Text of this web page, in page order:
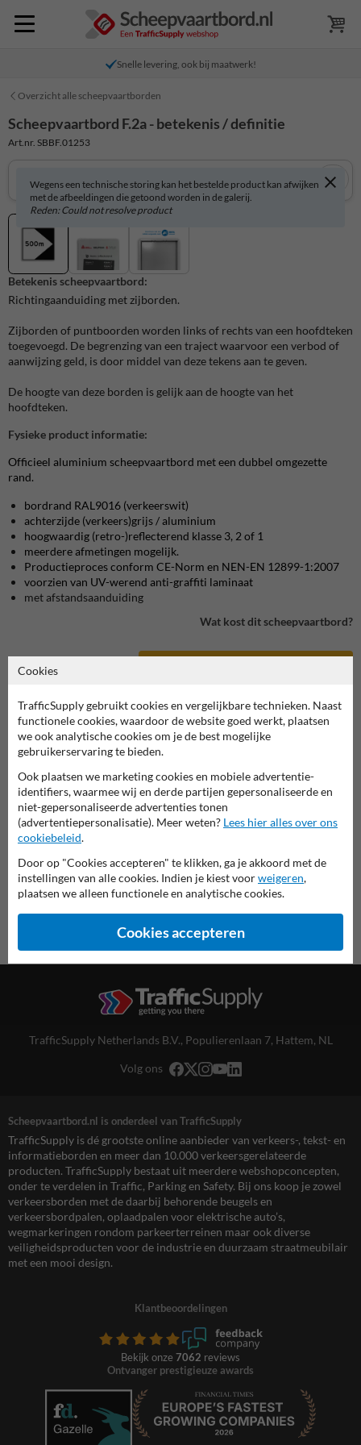
Snelle levering, ook bij maatwerk!
Overzicht alle scheepvaartborden
Scheepvaartbord in serie F
deze informatie printen
overzicht officiële scheepvaartborden
Scheepvaartbord.nl
Scheepvaartbord F.2a - betekenis / definitie
Art.nr. SBBF.01253
Wegens een technische storing kan het bestelde product kan afwijken
met de afbeeldingen die getoond worden in de galerij.
Reden: Could not resolve product
Betekenis scheepvaartbord:
Richtingaanduiding met zijborden.
Zijborden of puntboorden worden links of rechts van een hoofdteken
toegevoegd. De begrenzing van een traject waarvoor een verbod of
aanwijzing geld, is door middel van deze tekens aan te geven.
De hoogte van deze borden is gelijk aan de hoogte van het
hoofdteken.
Fysieke product informatie:
Officieel aluminium scheepvaartbord met een dubbel omgezette
rand.
bordrand RAL9016 (verkeerswit)
achterzijde (verkeers)grijs / aluminium
hoogwaardig (retro-)reflecterend klasse 3, 2 of 1
meerdere afmetingen mogelijk.
Productieproces conform CE-Norm en NEN-EN 12899-1:2007
voorzien van UV-werend anti-graffiti laminaat
met afstandsaanduiding
Wat kost dit scheepvaartbord?
TrafficSupply Netherlands B.V., Populierenlaan 7, Hattem, NL
Volg ons
Scheepvaartbord.nl is onderdeel van TrafficSupply
TrafficSupply is dé grootste online aanbieder van verkeers-, tekst- en
informatieborden en meer dan 10.000 verkeersgerelateerde
producten. TrafficSupply bestaat uit meerdere webshopconcepten,
onder te verdelen in Traffic, Parking en Safety. Bij ons koop je zowel
verkeersborden met de daarbij behorende beugels en
verkeersbordpalen, oplaadpalen voor elektrische auto’s,
wegmarkeringen rondom parkeerterreinen maar ook diverse
veiligheidsproducten voor de industrie en duurzaam straatmeubilair
met een mooi design.
Klantbeoordelingen
Bekijk onze 7062 reviews
Ontvanger prestigieuze awards
Cookies
TrafficSupply gebruikt cookies en vergelijkbare technieken. Naast
functionele cookies, waardoor de website goed werkt, plaatsen
we ook analytische cookies om je de best mogelijke
gebruikerservaring te bieden.
Ook plaatsen we marketing cookies en mobiele advertentie-
identifiers, waarmee wij en derde partijen gepersonaliseerde en
niet-gepersonaliseerde advertenties tonen
(advertentiepersonalisatie). Meer weten? Lees hier alles over ons
cookiebeleid.
Door op "Cookies accepteren" te klikken, ga je akkoord met de
instellingen van alle cookies. Indien je kiest voorweigeren,
plaatsen we alleen functionele en analytische cookies.
Cookies accepteren